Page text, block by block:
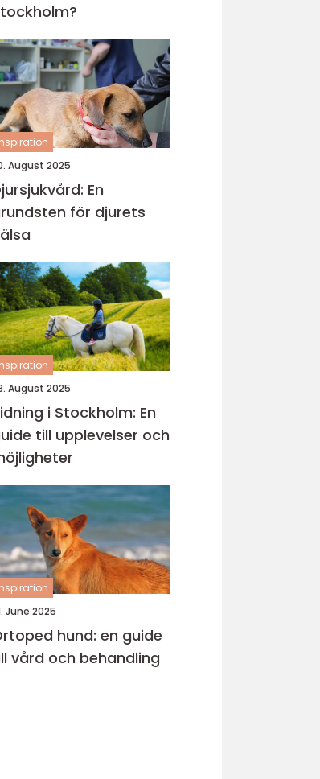
August 2025
En
för djurets
August 2025
i Stockholm: En
till upplevelser och
June 2025
hund: en guide
vård och behandling